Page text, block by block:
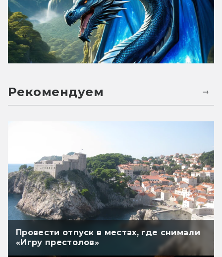
Рекомендуем
Провести отпуск в местах, где снимали
«Игру престолов»